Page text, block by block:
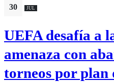
30 JUL
UEFA desafía a
amenaza con
torneos por plan